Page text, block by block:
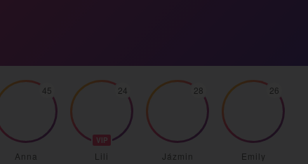
Anna
45
Lili
24
VIP
Jázmin
28
Emily
26